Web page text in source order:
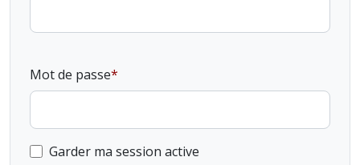
Mot de passe
Garder ma session active